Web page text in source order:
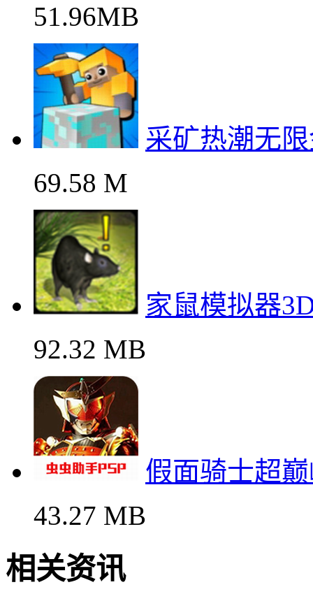
51.96MB
采矿热潮无
69.58 M
家鼠模拟器
92.32 MB
假面骑士超
43.27 MB
相关资讯